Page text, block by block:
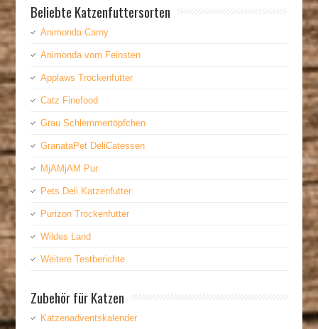
Beliebte Katzenfuttersorten
Animonda Carny
Animonda vom Feinsten
Applaws Trockenfutter
Catz Finefood
Grau Schlemmertöpfchen
GranataPet DeliCatessen
MjAMjAM Pur
Pets Deli Katzenfutter
Purizon Trockenfutter
Wildes Land
Weitere Testberichte
Zubehör für Katzen
Katzenadventskalender